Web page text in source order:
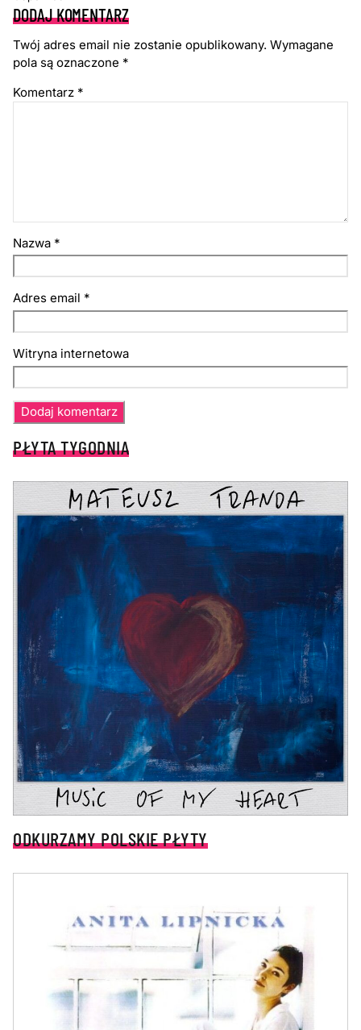
DODAJ KOMENTARZ
Twój adres email nie zostanie opublikowany. Wymagane
pola są oznaczone *
Komentarz *
Nazwa *
Adres email *
Witryna internetowa
PŁYTA TYGODNIA
ODKURZAMY POLSKIE PŁYTY